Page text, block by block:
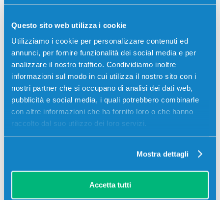
Questo sito web utilizza i cookie
Utilizziamo i cookie per personalizzare contenuti ed
annunci, per fornire funzionalità dei social media e per
analizzare il nostro traffico. Condividiamo inoltre
informazioni sul modo in cui utilizza il nostro sito con i
nostri partner che si occupano di analisi dei dati web,
pubblicità e social media, i quali potrebbero combinarle
con altre informazioni che ha fornito loro o che hanno
raccolto dal suo utilizzo dei loro servizi.
Mostra dettagli
Accetta tutti
Bonifico bancario
Descrizione
Tamburo originale Olivetti B1222 CIANO
50000/60000 pagine per Stampanti: Olivetti D-